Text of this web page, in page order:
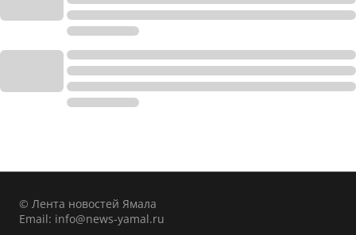
© Лента новостей Ямала
Email: info@news-yamal.ru